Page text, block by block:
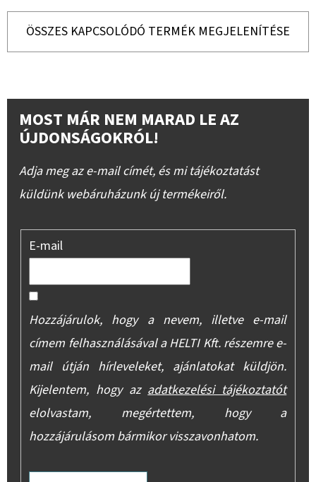
ÖSSZES KAPCSOLÓDÓ TERMÉK MEGJELENÍTÉSE
MOST MÁR NEM MARAD LE AZ
ÚJDONSÁGOKRÓL!
Adja meg az e-mail címét, és mi tájékoztatást
küldünk webáruházunk új termékeiről.
E-mail
Hozzájárulok, hogy a nevem, illetve e-mail
címem felhasználásával a HELTI Kft. részemre e-
mail útján hírleveleket, ajánlatokat küldjön.
Kijelentem, hogy azadatkezelési tájékoztatót
elolvastam, megértettem, hogy a
hozzájárulásom bármikor visszavonhatom.